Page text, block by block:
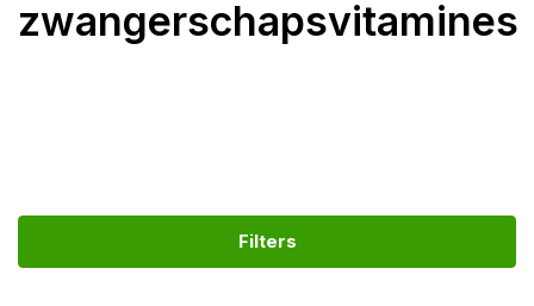
zwangerschapsvitamines
Filters